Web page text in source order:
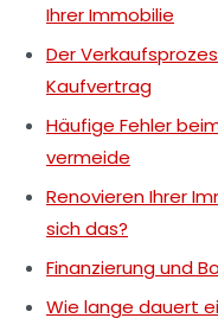
Ihrer Immobilie
Der
Kaufvertrag
Häufige Fehler
vermeide
Renovieren Ihrer
sich das?
Finanzierung und
Wie lange dauert